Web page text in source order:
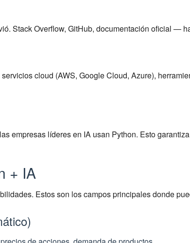
Stack Overflow, GitHub, documentación oficial —
cloud (AWS, Google Cloud, Azure),
empresas líderes en IA usan Python. Esto
+ IA
Estos son los campos principales donde